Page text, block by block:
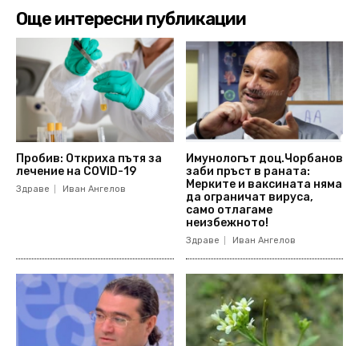
Още интересни публикации
Пробив: Откриха пътя за
лечение на COVID-19
Здраве Иван Ангелов
Имунологът доц.Чорбанов
заби пръст в раната:
Мерките и ваксината няма
да ограничат вируса,
само отлагаме
неизбежното!
Здраве Иван Ангелов